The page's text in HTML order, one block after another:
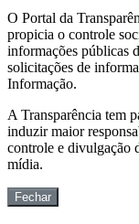
O Portal da
propicia o controle
informações públicas
solicitações de
Informação.
A Transparência tem
induzir maior
controle e divulgação
mídia.
Fechar